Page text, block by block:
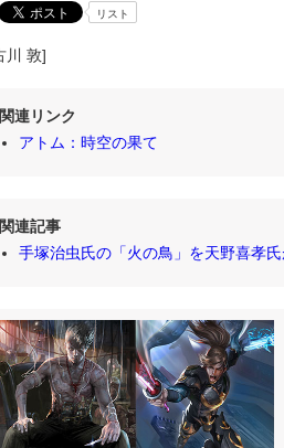
リスト
川 敦]
関連リンク
アトム：時空の果て
関連記事
手塚治虫氏の「火の鳥」を天野喜孝